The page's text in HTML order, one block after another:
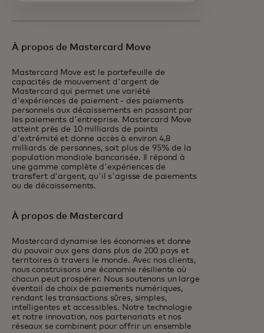
À propos de Mastercard Move
Mastercard Move est le portefeuille de
capacités de mouvement d'argent de
Mastercard qui permet une variété
d'expériences de paiement - des paiements
personnels aux décaissements en passant par
les paiements d'entreprise. Mastercard Move
atteint près de 10 milliards de points
d'extrémité et donne accès à environ 4,8
milliards de personnes, soit plus de 95% de la
population mondiale bancarisée. Il répond à
une gamme complète d'expériences de
transfert d'argent, qu'il s'agisse de paiements
ou de décaissements.
À propos de Mastercard
Mastercard dynamise les économies et donne
du pouvoir aux gens dans plus de 200 pays et
territoires à travers le monde. Avec nos clients,
nous construisons une économie résiliente où
chacun peut prospérer. Nous soutenons un large
éventail de choix de paiements numériques,
rendant les transactions sûres, simples,
intelligentes et accessibles. Notre technologie
et notre innovation, nos partenariats et nos
réseaux se combinent pour offrir un ensemble